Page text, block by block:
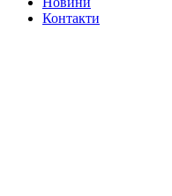
Контакти